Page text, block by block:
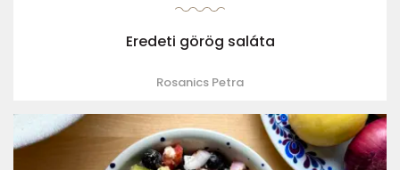
Eredeti görög saláta
Rosanics Petra